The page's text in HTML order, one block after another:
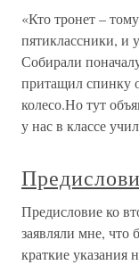
«Кто тронет –
пятиклассники, и
Собирали
притащил спинку
колесо.Но тут
у нас в классе
Предисловие ко
заявляли мне,
краткие указания